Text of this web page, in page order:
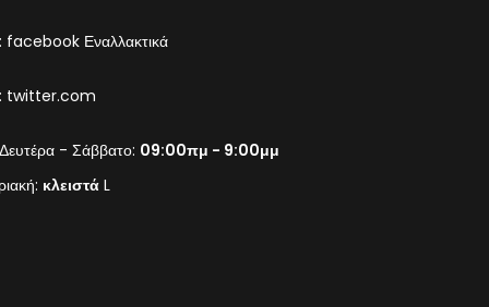
facebook Εναλλακτικά
twitter.com
- Σάββατο: 09:00πμ - 9:00μμ
κλειστά L